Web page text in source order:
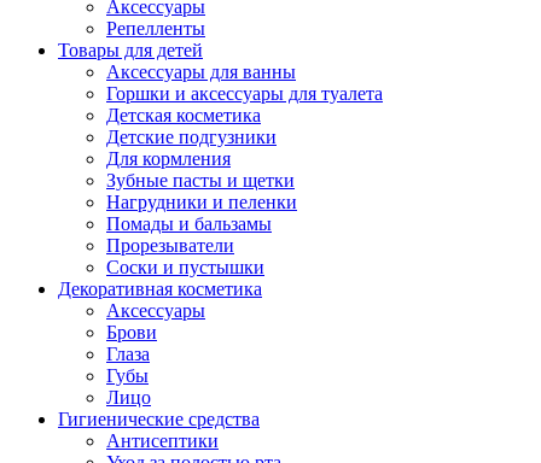
Аксессуары
Репелленты
Товары для детей
Аксессуары для ванны
Горшки и аксессуары для туалета
Детская косметика
Детские подгузники
Для кормления
Зубные пасты и щетки
Нагрудники и пеленки
Помады и бальзамы
Прорезыватели
Соски и пустышки
Декоративная косметика
Аксессуары
Брови
Глаза
Губы
Лицо
Гигиенические средства
Антисептики